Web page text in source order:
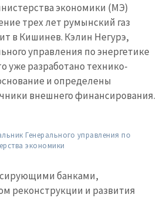
экономики (МЭ)
трех лет румынский газ
в Кишинев. Кэлин Негурэ,
управления по энергетике
уже разработано технико-
и определены
внешнего финансирования.
Генерального управления по
экономики
банками,
реконструкции и развития
новости
текст